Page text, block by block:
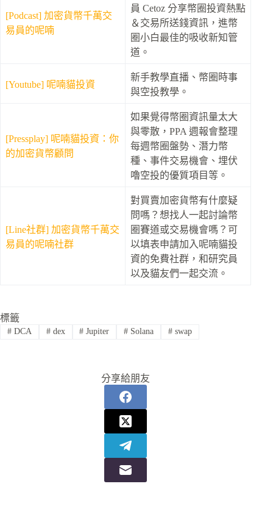
[Podcast] 加密貨幣千萬交
易員的呢喃
員 Cetoz 分享幣圈投資熱點
＆交易所送錢資訊，進幣
圈小白最佳的吸收新知管
道。
[Youtube] 呢喃貓投資
新手教學直播、幣圈時事
與空投教學。
[Pressplay] 呢喃貓投資：你
的加密貨幣顧問
如果覺得幣圈資訊量太大
與零散，PPA 週報會整理
每週幣圈盤勢、潛力幣
種、事件交易機會、埋伏
嚕空投的優質項目等。
[Line社群] 加密貨幣千萬交
易員的呢喃社群
對買賣加密貨幣有什麼疑
問嗎？想找人一起討論幣
圈賽道或交易機會嗎？可
以填表申請加入呢喃貓投
資的免費社群，和研究員
以及貓友們一起交流。
標籤
#DCA #dex # Jupiter # Solana # swap
分享給朋友